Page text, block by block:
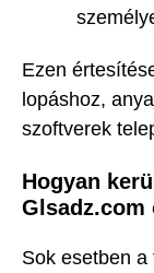
Ezen
lopáshoz,
szoftverek
Hogyan
Glsadz.com
Sok esetben